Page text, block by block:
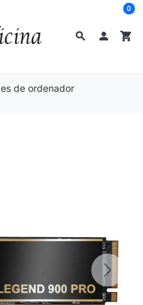
search  shopping_cart
0
de ordenador
Next